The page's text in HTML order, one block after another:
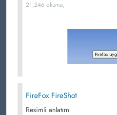
21,246 okuma,
FireFox FireShot
Resimli anlatım